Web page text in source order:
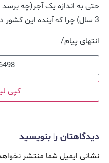
3 سال) چرا که آینده این کشور در همین مدارس ساخته می‌شود.
انتهای پیام/
کپی
دیدگاهتان را بنویسید
نشانی ایمیل شما منتشر